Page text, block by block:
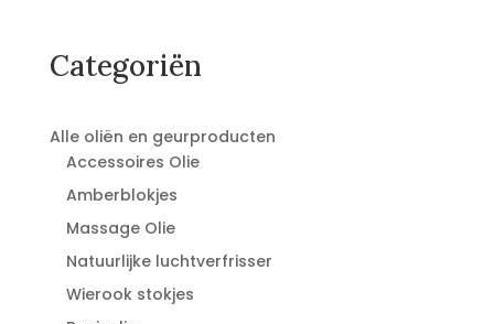
€18,65.
Categoriën
Alle oliën en geurproducten
Accessoires Olie
Amberblokjes
Massage Olie
Natuurlijke luchtverfrisser
Wierook stokjes